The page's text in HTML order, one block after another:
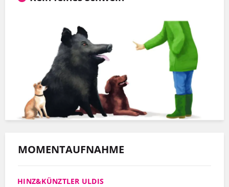
MOMENTAUFNAHME
HINZ&KÜNZTLER ULDIS